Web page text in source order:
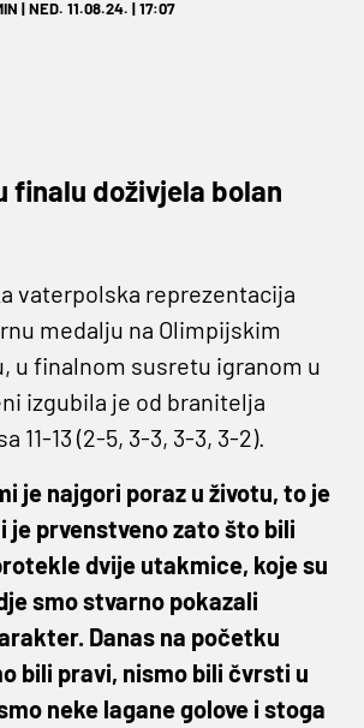
| NED. 11.08.24. | 17:07
finalu doživjela bolan
vaterpolska reprezentacija
medalju na Olimpijskim
u finalnom susretu igranom u
izgubila je od branitelja
11-13 (2-5, 3-3, 3-3, 3-2).
je najgori poraz u životu, to je
je prvenstveno zato što bili
dvije utakmice, koje su
smo stvarno pokazali
Danas na početku
bili pravi, nismo bili čvrsti u
neke lagane golove i stoga